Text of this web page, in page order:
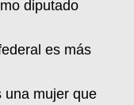
diputado
es más
una mujer que